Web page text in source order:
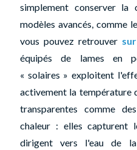
simplement conserver la
modèles avancés, comme
vous pouvez retrouver
équipés de lames en
« solaires » exploitent
activement la température
transparentes comme
chaleur : elles capturent
dirigent vers l'eau de